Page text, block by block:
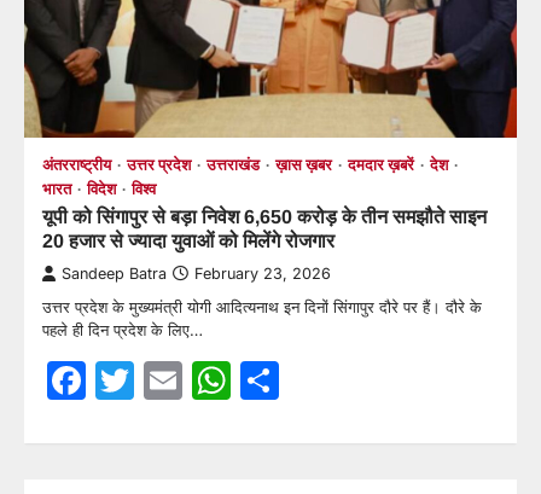
अंतरराष्ट्रीय उत्तर प्रदेश उत्तराखंड ख़ास ख़बर दमदार ख़बरें
देश
भारत
विदेश विश्व
यूपी को सिंगापुर से बड़ा निवेश 6,650 करोड़ के तीन समझौते साइन
20 हजार से ज्यादा युवाओं को मिलेंगे रोजगार
Sandeep Batra February 23, 2026
उत्तर प्रदेश के मुख्यमंत्री योगी आदित्यनाथ इन दिनों सिंगापुर दौरे पर हैं। दौरे के
पहले ही दिन प्रदेश के लिए…
Facebook
Twitter
EmailWhatsApp